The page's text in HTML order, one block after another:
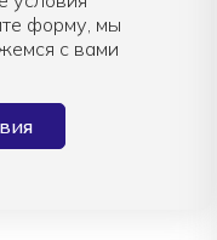
форму, мы
с вами